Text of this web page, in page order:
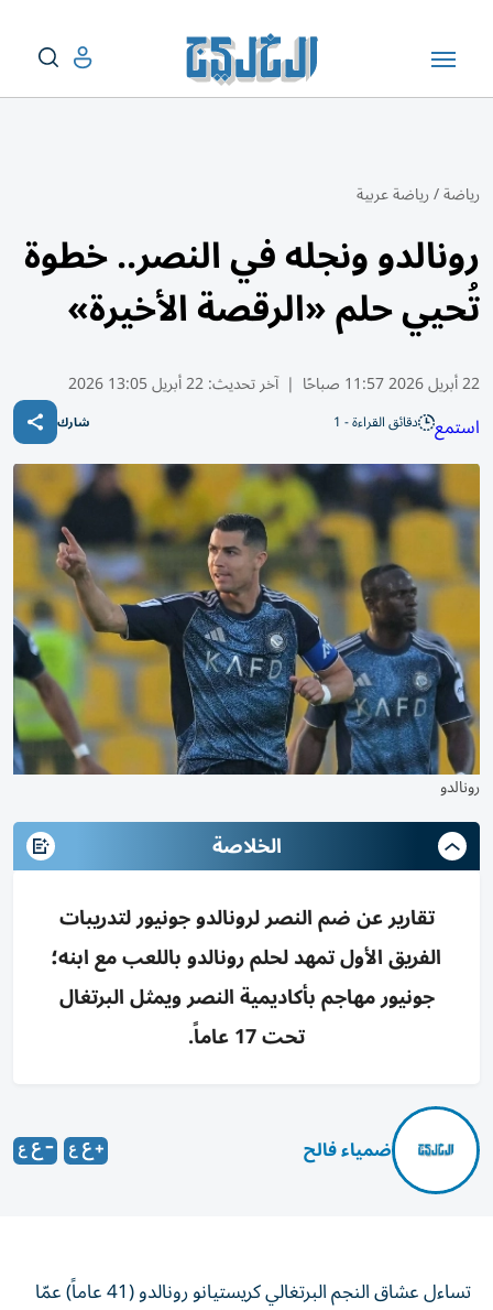
رياضة/رياضة عربية
رونالدو ونجله في النصر.. خطوة
تُحيي حلم «الرقصة الأخيرة»
22 أبريل 2026 11:57 صباحًا | آخر تحديث:22 أبريل 13:05 2026
استمع دقائق القراءة - 1 شارك
رونالدو
الخلاصة
تقارير عن ضم النصر لرونالدو جونيور لتدريبات
الفريق الأول تمهد لحلم رونالدو باللعب مع ابنه؛
جونيور مهاجم بأكاديمية النصر ويمثل البرتغال
تحت 17 عاماً.
ضمياء فالح
تساءل عشاق النجم البرتغالي كريستيانو رونالدو (41 عاماً) عمّا